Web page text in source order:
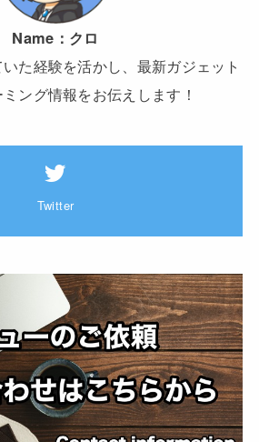
Name： クロ
た経験を活かし、最新ガジェット
ング情報をお伝えします！
Twitter